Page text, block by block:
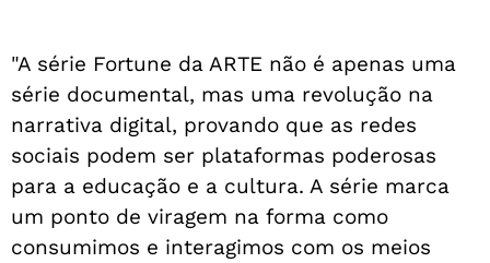
"A série Fortune da ARTE não é apenas uma
série documental, mas uma revolução na
narrativa digital, provando que as redes
sociais podem ser plataformas poderosas
para a educação e a cultura. A série marca
um ponto de viragem na forma como
consumimos e interagimos com os meios